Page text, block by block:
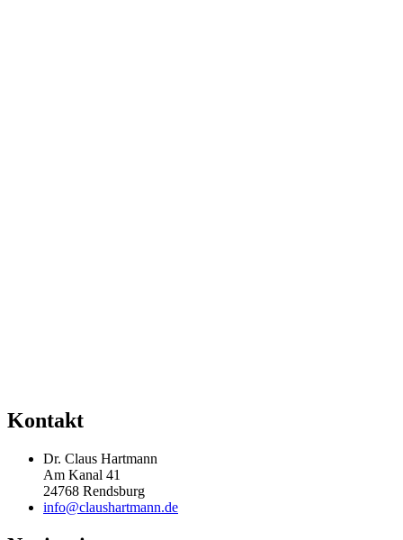
Kontakt
Dr. Claus Hartmann
Am Kanal 41
24768 Rendsburg
info@claushartmann.de